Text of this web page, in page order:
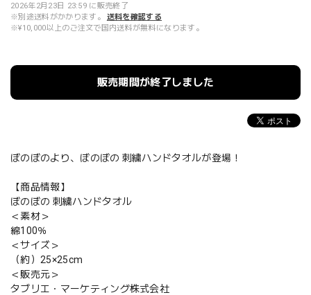
2026年2月23日 23:59 に販売終了
※別途送料がかかります。
送料を確認する
※¥10,000以上のご注文で国内送料が無料になります。
販売期間が終了しました
ぼのぼのより、ぼのぼの 刺繍ハンドタオルが登場！
【商品情報】
ぼのぼの 刺繍ハンドタオル
＜素材＞
綿100％
＜サイズ＞
（約）25×25cm
＜販売元＞
タブリエ・マーケティング株式会社